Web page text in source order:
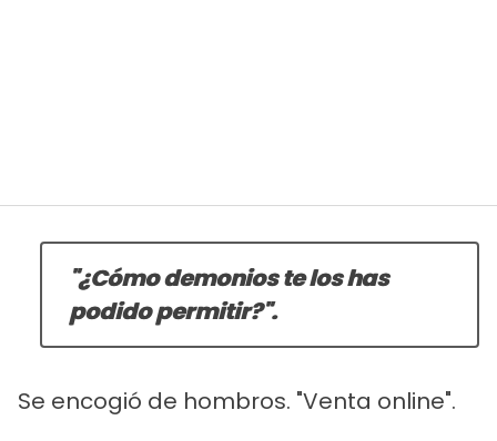
"¿Cómo demonios te los has
podido permitir?".
Se encogió de hombros. "Venta online".